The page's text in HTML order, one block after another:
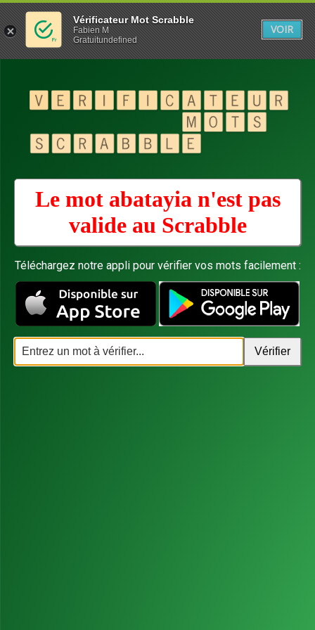
Le mot abatayia n'est pas
valide au Scrabble
Téléchargez notre appli pour vérifier vos mots facilement :
Vérificateur Mot Scrabble
Fabien M
Gratuitundefined
VOIR